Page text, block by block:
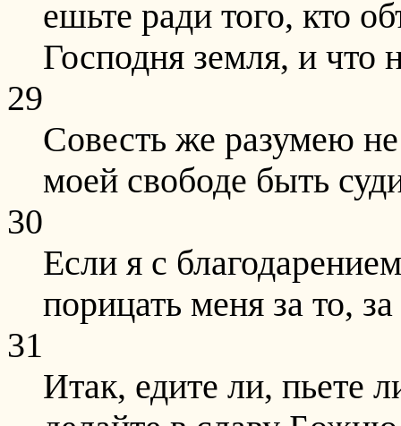
ешьте ради того, кто
Господня земля, и что
29
Совесть же разумею
моей свободе быть
30
Если я с
порицать меня за то,
31
Итак, едите ли, пьете